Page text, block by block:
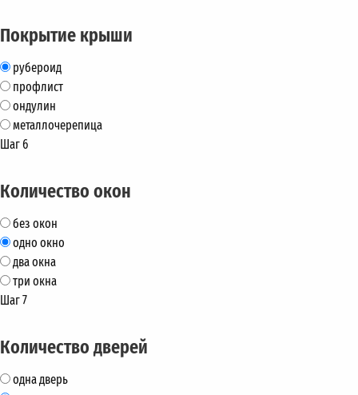
Покрытие крыши
рубероид
профлист
ондулин
металлочерепица
Шаг 6
Количество окон
без окон
одно окно
два окна
три окна
Шаг 7
Количество дверей
одна дверь